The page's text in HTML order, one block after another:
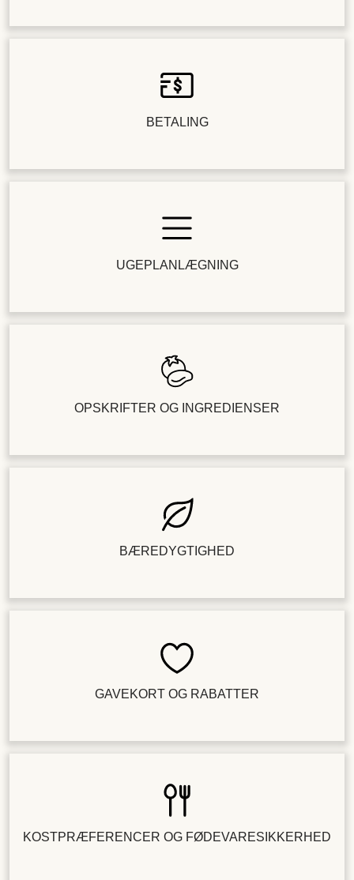
BETALING
UGEPLANLÆGNING
OPSKRIFTER OG INGREDIENSER
BÆREDYGTIGHED
GAVEKORT OG RABATTER
KOSTPRÆFERENCER OG FØDEVARESIKKERHED